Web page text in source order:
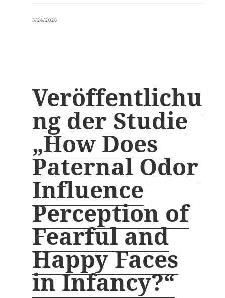
3/24/2026
Veröffentlichu
ng der Studie
„How Does
Paternal Odor
Influence
Perception of
Fearful and
Happy Faces
in Infancy?“